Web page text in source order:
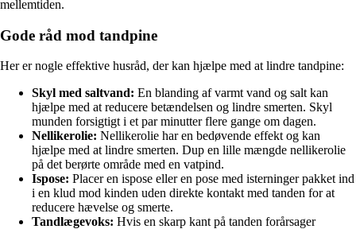
mellemtiden.
Gode råd mod tandpine
Her er nogle effektive husråd, der kan hjælpe med at lindre tandpine:
Skyl med saltvand: En blanding af varmt vand og salt kan
hjælpe med at reducere betændelsen og lindre smerten. Skyl
munden forsigtigt i et par minutter flere gange om dagen.
Nellikerolie: Nellikerolie har en bedøvende effekt og kan
hjælpe med at lindre smerten. Dup en lille mængde nellikerolie
på det berørte område med en vatpind.
Ispose: Placer en ispose eller en pose med isterninger pakket ind
i en klud mod kinden uden direkte kontakt med tanden for at
reducere hævelse og smerte.
Tandlægevoks: Hvis en skarp kant på tanden forårsager